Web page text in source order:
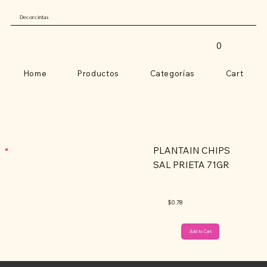
Decorcintas
Home Productos Categorías Cart
0
Add to Cart
PLANTAIN CHIPS
SAL PRIETA 71GR
$0.78